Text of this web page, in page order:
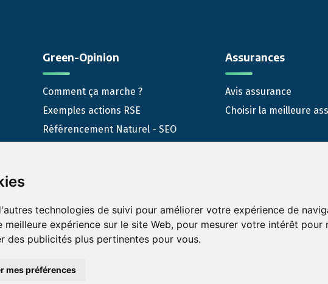
technologies de suivi pour améliorer votre expérience de
expérience sur le site Web, pour mesurer votre intérêt pour
des publicités plus pertinentes pour vous.
mes préférences
Green-Opinion
Comment ça marche ?
Exemples actions RSE
Référencement Naturel - SEO
Assurances
Avis assurance
Choisir la meilleure